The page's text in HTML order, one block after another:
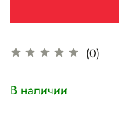
(0)
В наличии